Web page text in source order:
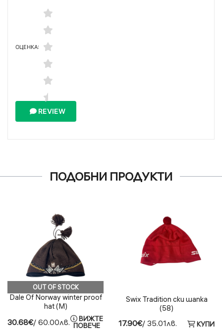
ОЦЕНКА:
REVIEW
ПОДОБНИ ПРОДУКТИ
OUT OF STOCK
Dale Of Norway winter proof
hat (M)
30.68€/ 60.00лв. ВИЖТЕ
ПОВЕЧЕ
Swix Tradition ски шапка
(58)
17.90€/ 35.01лв. КУПИ